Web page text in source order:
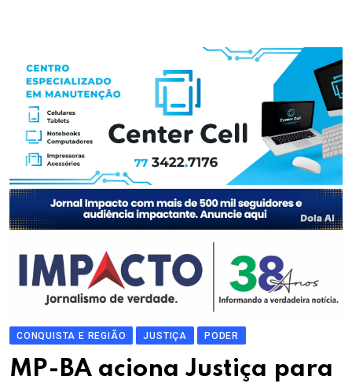
CONQUISTA E REGIÃO JUSTIÇA PODER
MP-BA aciona Justiça para